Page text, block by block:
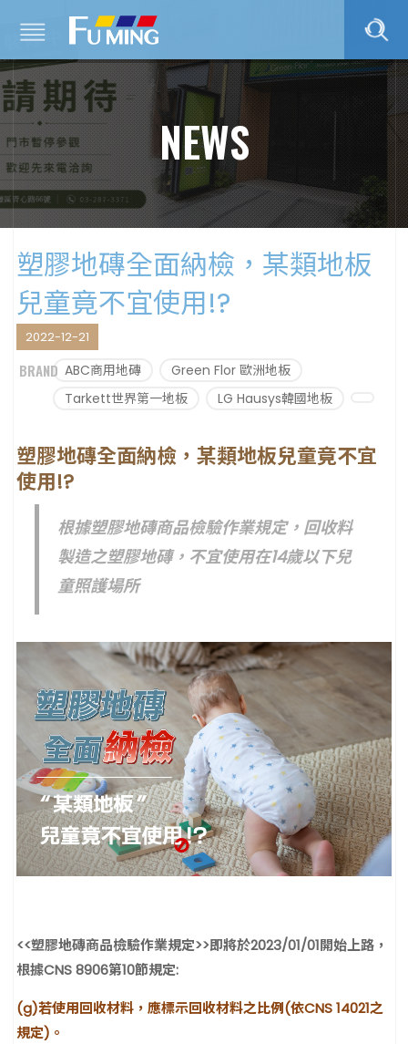
NEWS
塑膠地磚全面納檢，某類地板
兒童竟不宜使用!?
2022-12-21
BRAND ABC商用地磚
Green Flor 歐洲地板
Tarkett世界第一地板
LG Hausys韓國地板
塑膠地磚全面納檢，某類地板兒童竟不宜
使用!?
根據塑膠地磚商品檢驗作業規定，回收料
製造之塑膠地磚，不宜使用在14歲以下兒
童照護場所
<<塑膠地磚商品檢驗作業規定>>即將於2023/01/01開始上路，
根據CNS 8906第10節規定:
(g)若使用回收材料，應標示回收材料之比例(依CNS 14021之
規定)。